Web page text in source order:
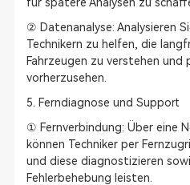
② Datenanalyse: Analysieren
Technikern zu helfen, die
Fahrzeugen zu verstehen und
vorherzusehen.
5. Ferndiagnose und Support
① Fernverbindung: Über eine
können Techniker per
und diese diagnostizieren
Fehlerbehebung leisten.